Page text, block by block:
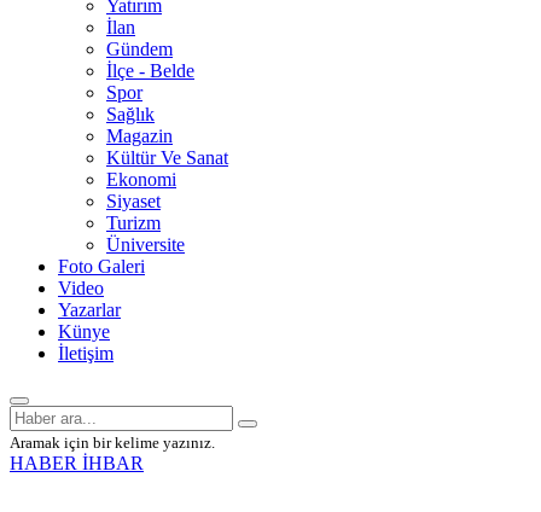
Yatırım
İlan
Gündem
İlçe - Belde
Spor
Sağlık
Magazin
Kültür Ve Sanat
Ekonomi
Siyaset
Turizm
Üniversite
Foto Galeri
Video
Yazarlar
Künye
İletişim
Aramak için bir kelime yazınız.
HABER İHBAR